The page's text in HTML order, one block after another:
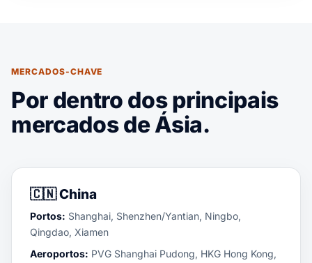
MERCADOS-CHAVE
Por dentro dos principais
mercados de Ásia.
🇨🇳China
Portos: Shanghai, Shenzhen/Yantian, Ningbo,
Qingdao, Xiamen
Aeroportos: PVG Shanghai Pudong, HKG Hong Kong,